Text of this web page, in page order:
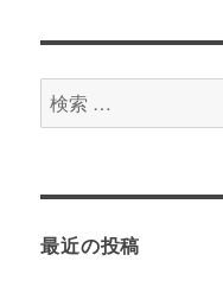
ン
検
索
象:
最近の投稿